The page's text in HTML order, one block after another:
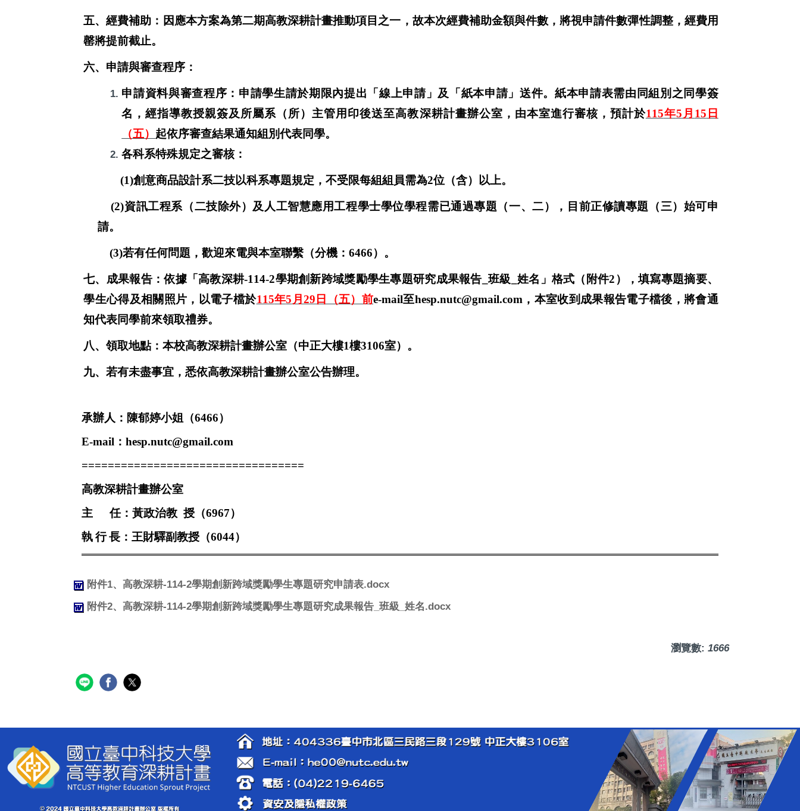
五、經費補助：因應本方案為第二期高教深耕計畫推動項目之一，故本次經費補助金額與件數，將視申請件數彈性調整，經費用
罄將提前截止。
六、申請與審查程序：
申請資料與審查程序：申請學生請於期限內提出「線上申請」及「紙本申請」送件。紙本申請表需由同組別之同學簽
名，經指導教授親簽及所屬系（所）主管用印後送至高教深耕計畫辦公室，由本室進行審核，預計於115年5月 15 日
（五） 起依序審查結果通知組別代表同學。
各科系特殊規定之審核：
(1)創意商品設計系二技以科系專題規定，不受限每組組員需為2位（含）以上。
(2)資訊工程系（二技除外）及人工智慧應用工程學士學位學程需已通過專題（一、二），目前正修讀專題（三）始可申
請。
(3)若有任何問題，歡迎來電與本室聯繫（分機：6466）。
七、成果報告：依據「高教深耕-114-2學期創新跨域獎勵學生專題研究成果報告 班級 姓名」格式（附件2 ），填寫專題摘要、
學生心得及相關照片，以電子檔於115年5月 29 日（五）前e-mail至hesp.nutc@gmail.com，本室收到成果報告電子檔後，將會通
知代表同學前來領取禮券。
八、領取地點：本校高教深耕計畫辦公室（中正大樓1樓3106室）。
九、若有未盡事宜，悉依高教深耕計畫辦公室公告辦理。
承辦人：陳郁婷小姐（6466）
E-mail ：hesp.nutc@gmail.com
==================================
高教深耕計畫辦公室
主
任：黃政治教 授（6967）
執行長：王財驛副教授（6044）
附件1、高教深耕-114-2學期創新跨域獎勵學生專題研究申請表.docx
附件2、高教深耕-114-2學期創新跨域獎勵學生專題研究成果報告_班級_姓名.docx
瀏覽數: 1666